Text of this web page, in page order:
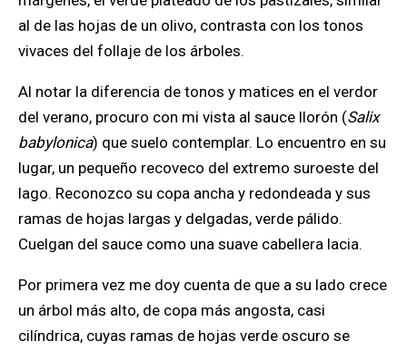
al de las hojas de un olivo, contrasta con los tonos
vivaces del follaje de los árboles.
Al notar la diferencia de tonos y matices en el verdor
del verano, procuro con mi vista al sauce llorón (Salix
babylonica) que suelo contemplar. Lo encuentro en su
lugar, un pequeño recoveco del extremo suroeste del
lago. Reconozco su copa ancha y redondeada y sus
ramas de hojas largas y delgadas, verde pálido.
Cuelgan del sauce como una suave cabellera lacia.
Por primera vez me doy cuenta de que a su lado crece
un árbol más alto, de copa más angosta, casi
cilíndrica, cuyas ramas de hojas verde oscuro se